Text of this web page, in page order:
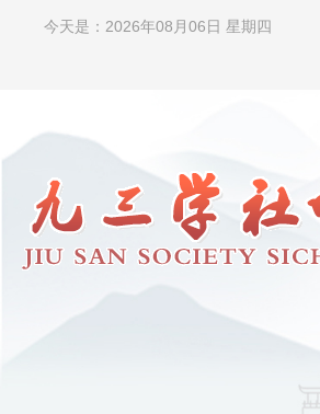
今天是：2026年08月06日 星期四